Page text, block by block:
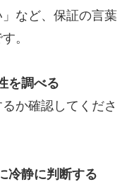
」など、保証の言葉
。
を調べる
か確認してくださ
冷静に判断する